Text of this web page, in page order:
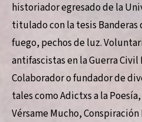
historiador egresado de la
titulado con la tesis Banderas
fuego, pechos de luz.
antifascistas en la Guerra Civil
Colaborador o fundador de
tales como Adictxs a la Poesía,
Vérsame Mucho,